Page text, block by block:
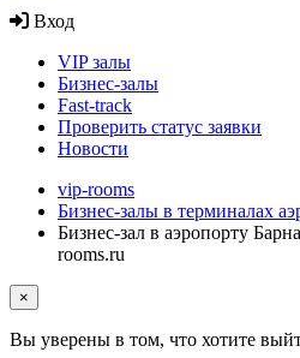
Вход
VIP залы
Бизнес-залы
Fast-track
Проверить статус заявки
Новости
vip-rooms
Бизнес-залы в терминалах
Бизнес-зал в аэропорту
rooms.ru
×
Вы уверены в том, что хотите